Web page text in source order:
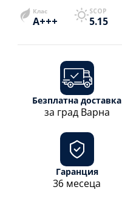
Клас
A+++
SCOP
5.15
Безплатна доставка
за град Варна
Гаранция
36 месеца